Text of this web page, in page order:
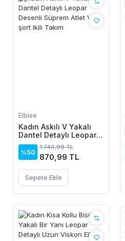
Elbise
Kadın Askılı V Yakalı
Dantel Detaylı Leopar
Desenli Süprem Atlet
Ve şort Ikili Takım
%50
1.740,99 TL
870,99 TL
Sepete Ekle